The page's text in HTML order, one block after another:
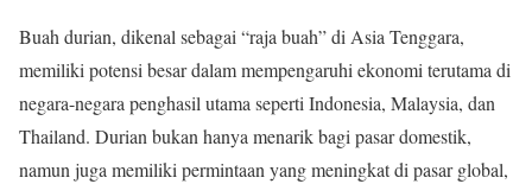
Buah durian, dikenal sebagai “raja buah” di Asia Tenggara,
memiliki potensi besar dalam mempengaruhi ekonomi terutama di
negara-negara penghasil utama seperti Indonesia, Malaysia, dan
Thailand. Durian bukan hanya menarik bagi pasar domestik,
namun juga memiliki permintaan yang meningkat di pasar global,